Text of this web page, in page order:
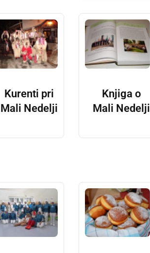
Kurenti pri
Mali Nedelji
Knjiga o
Mali Nedelji